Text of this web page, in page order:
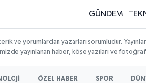
GÜNDEM
ve yorumlardan yazarları sorumludur.
yayınlanan haber, köşe yazıları ve
ÖZEL HABER SPOR